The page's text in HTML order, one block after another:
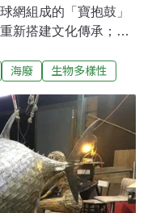
網組成的「寶抱鼓」
新搭建文化傳承；他
從未拜過師的范志明
中心專訪（上）、
淬鍊和創作歷程。
主之旅」中，贈送諾
的名字叫做「小
同時結合了木吉他、
材質更是10多年前莫
海廢 生物多樣性